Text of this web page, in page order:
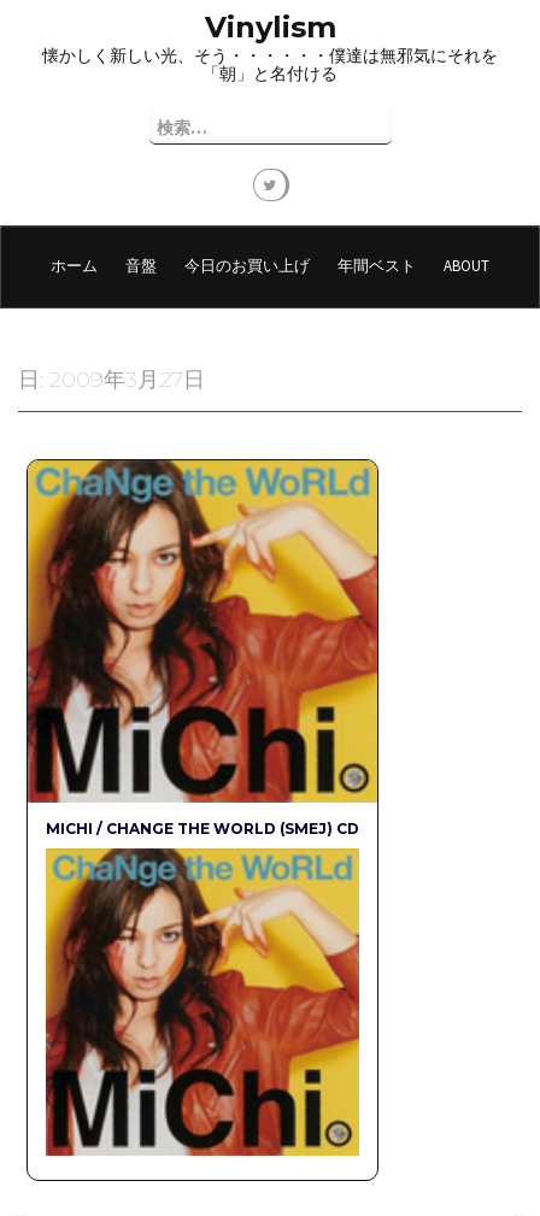
プ
Vinylism
懐かしく新しい光、そう・・・・・・僕達は無邪気にそれを
「朝」と名付ける
検
索:
ホーム 音盤 今日のお買い上げ 年間ベスト ABOUT
日: 2009年3月27日
MICHI / CHANGE THE WORLD (SMEJ) CD